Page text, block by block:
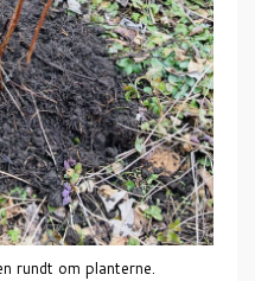
rundt om planterne.